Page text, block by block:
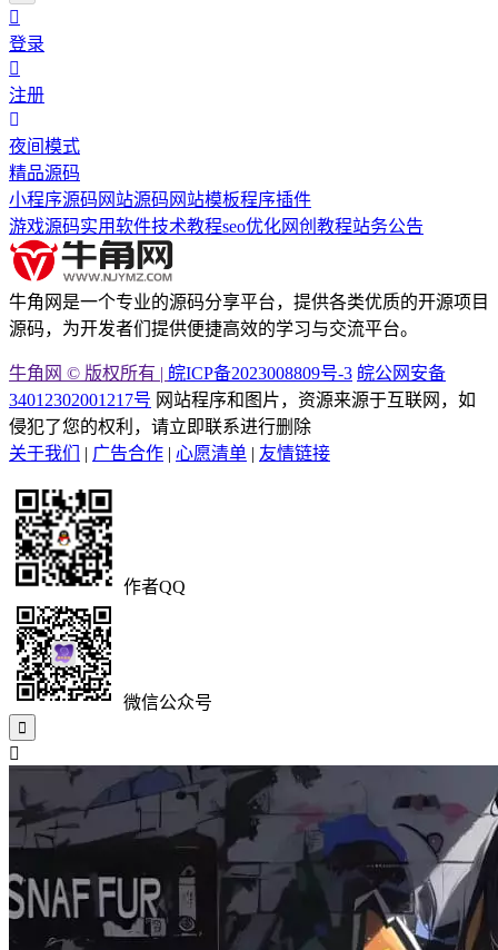
登录
注册
夜间模式
精品源码
小程序源码 网站源码 网站模板程序插件
游戏源码实用软件技术教程seo优化网创教程站务公告
牛角网是一个专业的源码分享平台，提供各类优质的开源项目
源码，为开发者们提供便捷高效的学习与交流平台。
牛角网 © 版权所有 | 皖ICP备2023008809号-3 皖公网安备
34012302001217号 网站程序和图片，资源来源于互联网，如
侵犯了您的权利，请立即联系进行删除
关于我们
| 广告合作 | 心愿清单 | 友情链接
作者QQ
微信公众号